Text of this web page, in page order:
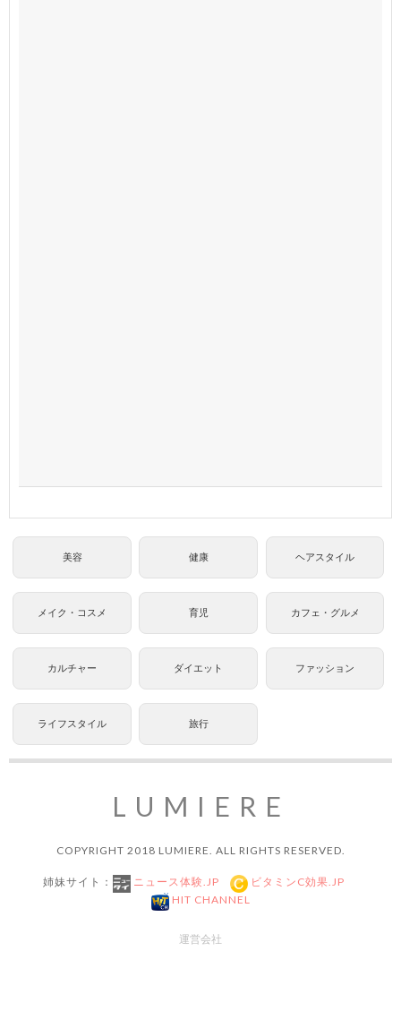
美容 健康 ヘアスタイル
メイク・コスメ 育児 カフェ・グルメ
カルチャー ダイエット ファッション
ライフスタイル 旅行
LUMIERE
COPYRIGHT 2018 LUMIERE. ALL RIGHTS RESERVED.
姉妹サイト： ニュース体験.JP
ビタミンC効果.JP
HIT CHANNEL
運営会社